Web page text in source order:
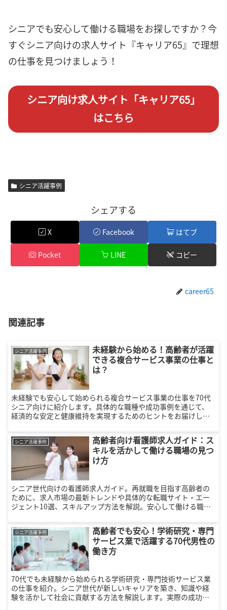
シニアでも安心して働ける職場をお探しですか？今
すぐシニア向けの求人サイト『キャリア65』で理想
の仕事を見つけましょう！
シニア向け求人サイト「キャリア65」
はこちら
シニア活躍事例
シェアする
X Facebook はてブ
Pocket LINE コピー
career65
関連記事
シニア活躍事例
未経験から始める！高齢者が活躍
できる複合サービス事業の仕事と
は？
未経験でも安心して始められる複合サービス事業の仕事を70代
シニア向けに紹介します。具体的な職種や成功事例を通じて、
経済的な安定と健康維持を実現するためのヒントをお届けしま
シニア活躍事例
高齢者向け看護師求人ガイド：ス
キルを活かして働ける職場の見つ
け方
シニア世代向けの看護師求人ガイド。再就職を目指す高齢者の
ために、求人市場の最新トレンドや具体的な転職サイト・エー
ジェント10選、スキルアップ方法を解説。安心して働ける職場
シニア活躍事例
高齢者でも安心！学術研究・専門
サービス業で活躍する70代男性の
働き方
70代でも未経験から始められる学術研究・専門技術サービス業
の仕事を紹介。シニア世代が新しいキャリアを築き、知識や経
験を活かして社会に貢献する方法を解説します。実際の成功事